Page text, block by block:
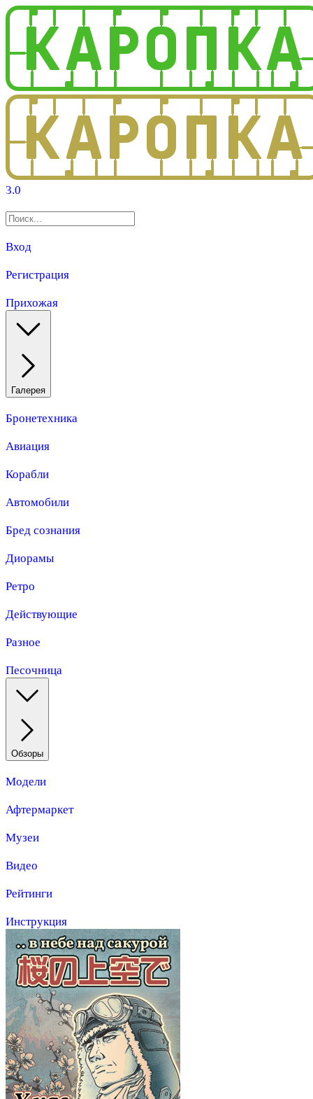
3.0
Вход
Регистрация
Прихожая
Галерея
Бронетехника
Авиация
Корабли
Автомобили
Бред сознания
Диорамы
Ретро
Действующие
Разное
Песочница
Обзоры
Модели
Афтермаркет
Музеи
Видео
Рейтинги
Инструкция